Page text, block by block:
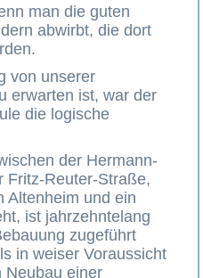
man die guten
abwirbt, die dort
von unserer
erwarten ist, war der
die logische
der Hermann-
Fritz-Reuter-Straße,
Altenheim und ein
ist jahrzehntelang
zugeführt
in weiser Voraussicht
Neubau einer